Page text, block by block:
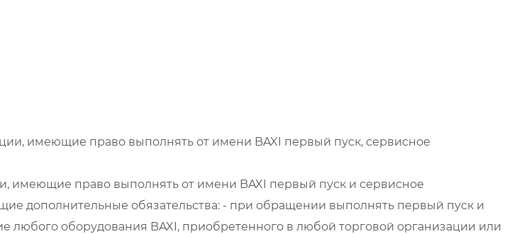
имеющие право выполнять от имени BAXI первый пуск, сервисное
имеющие право выполнять от имени BAXI первый пуск и сервисное
дополнительные обязательства: - при обращении выполнять первый пуск и
оборудования BAXI, приобретенного в любой торговой организации или